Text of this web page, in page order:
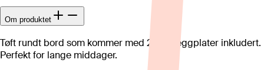
Om produktet
Tøft rundt bord som kommer med 2 stk illeggplater inkludert.
Perfekt for lange middager.